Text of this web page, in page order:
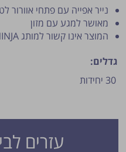
עזרים
נייר אפייה עם פתחי אוורור
מאושר למגע עם מזון
המוצר אינו קשור למותג NINJA
גדלים:
30 יחידות